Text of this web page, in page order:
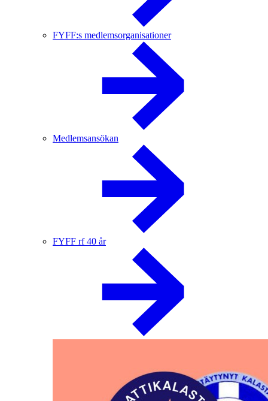
FYFF:s medlemsorganisationer
Medlemsansökan
FYFF rf 40 år